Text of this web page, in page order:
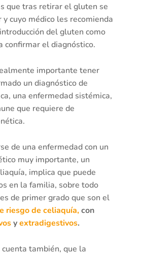
que tras retirar el gluten se
cuyo médico les recomienda
del gluten como
confirmar el diagnóstico.
importante tener
un diagnóstico de
una enfermedad sistémica,
que requiere de
de una enfermedad con un
muy importante, un
implica que puede
en la familia, sobre todo
de primer grado que son el
riesgo de celiaquía,con
yextradigestivos.
también, que la